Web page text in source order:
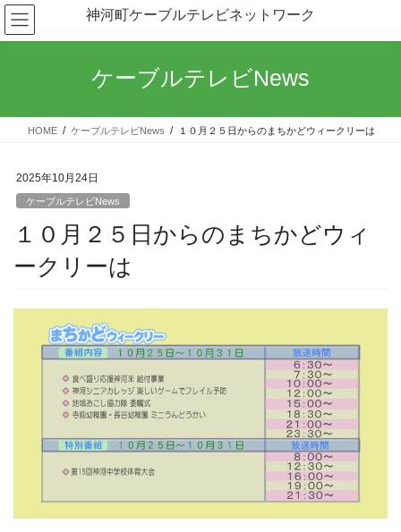
コ
ン
テ
ス
ナ
ビ
ゲ
ン
神河町ケーブルテレビネットワーク
ケーブルテレビNews
HOME ケーブルテレビNews １０月２５日からのまちかどウィークリーは
2025年10月24日
ケーブルテレビNews
１０月２５日からのまちかどウィ
ークリーは